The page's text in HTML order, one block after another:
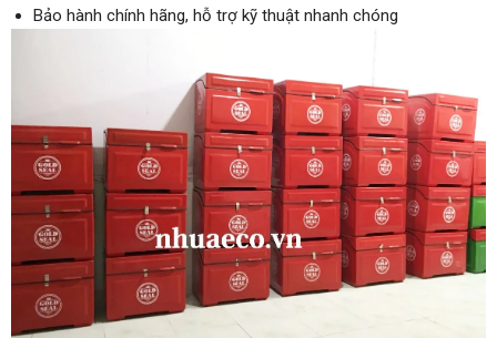
Bảo hành chính hãng, hỗ trợ kỹ thuật nhanh chóng